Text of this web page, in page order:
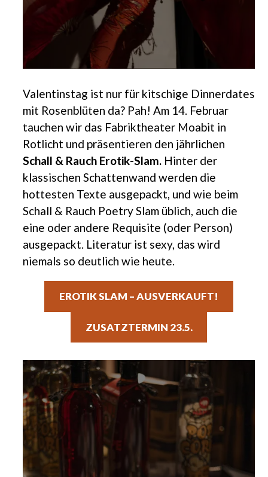
Valentinstag ist nur für kitschige Dinnerdates
mit Rosenblüten da? Pah! Am 14. Februar
tauchen wir das Fabriktheater Moabit in
Rotlicht und präsentieren den jährlichen
Schall & Rauch Erotik-Slam. Hinter der
klassischen Schattenwand werden die
hottesten Texte ausgepackt, und wie beim
Schall & Rauch Poetry Slam üblich, auch die
eine oder andere Requisite (oder Person)
ausgepackt. Literatur ist sexy, das wird
niemals so deutlich wie heute.
EROTIK SLAM – AUSVERKAUFT!
ZUSATZTERMIN 23.5.